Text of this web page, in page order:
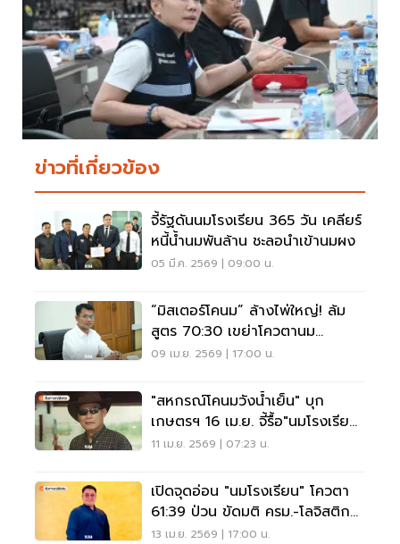
ข่าวที่เกี่ยวข้อง
จี้รัฐดันนมโรงเรียน 365 วัน เคลียร์
หนี้น้ำนมพันล้าน ชะลอนำเข้านมผง
05 มี.ค. 2569 | 09:00 น.
“มิสเตอร์โคนม” ล้างไพ่ใหญ่! ล้ม
สูตร 70:30 เขย่าโควตานม
โรงเรียน ชิงเค้ก 1.4 หมื่นล้าน
09 เม.ย. 2569 | 17:00 น.
"สหกรณ์โคนมวังน้ำเย็น" บุก
เกษตรฯ 16 เม.ย. จี้รื้อ"นมโรงเรียน"
วอนรัฐเปิดด่านกัมพูชากู้รายได้
11 เม.ย. 2569 | 07:23 น.
เปิดจุดอ่อน "นมโรงเรียน" โควตา
61:39 ป่วน ขัดมติ ครม.-โลจิสติกส์
รวน
13 เม.ย. 2569 | 17:00 น.